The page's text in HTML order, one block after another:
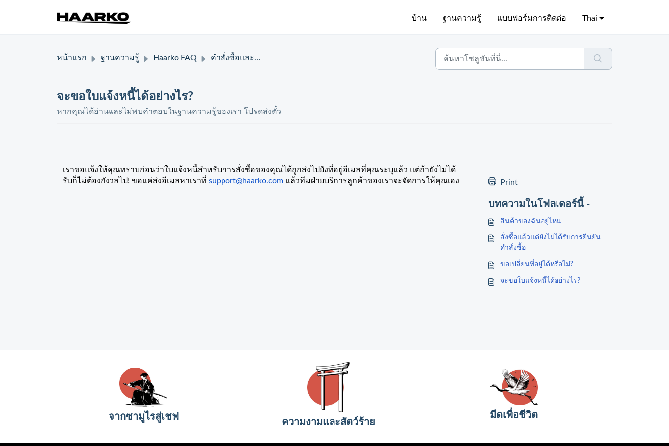
บ้าน ฐานความรู้ แบบฟอร์มการติดต่อ Thai
หน้าแรก ฐานความรู้ Haarko FAQ คำสั่งซื้อและสถานะการจัดส่ง
จะขอใบแจ้งหนี้ได้อย่างไร?
หากคุณได้อ่านและไม่พบคำตอบในฐานความรู้ของเรา โปรดส่งตั๋ว
เราขอแจ้งให้คุณทราบก่อนว่าใบแจ้งหนี้สำหรับการสั่งซื้อของคุณได้ถูกส่งไปยังที่อยู่อีเมลที่คุณระบุแล้ว แต่ถ้ายังไม่ได้
รับก็ไม่ต้องกังวลไป! ขอแค่ส่งอีเมลหาเราที่ support@haarko.com แล้วทีมฝ่ายบริการลูกค้าของเราจะจัดการให้คุณเอง Print
บทความในโฟลเดอร์นี้ -
สินค้าของฉันอยู่ไหน
สั่งซื้อแล้วแต่ยังไม่ได้รับการยืนยัน
คำสั่งซื้อ
ขอเปลี่ยนที่อยู่ได้หรือไม่?
จะขอใบแจ้งหนี้ได้อย่างไร?
จากซามูไรสู่เชฟ
ความงามและสัตว์ร้าย
มีดเพื่อชีวิต